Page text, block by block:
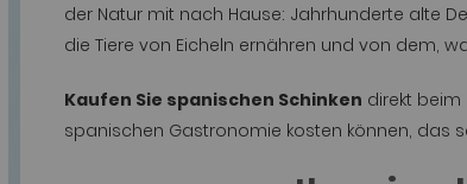
der Natur mit nach Hause: Jahrhunderte alte
die Tiere von Eicheln ernähren und von dem,
Kaufen Sie spanischen Schinken direkt beim
spanischen Gastronomie kosten können, das